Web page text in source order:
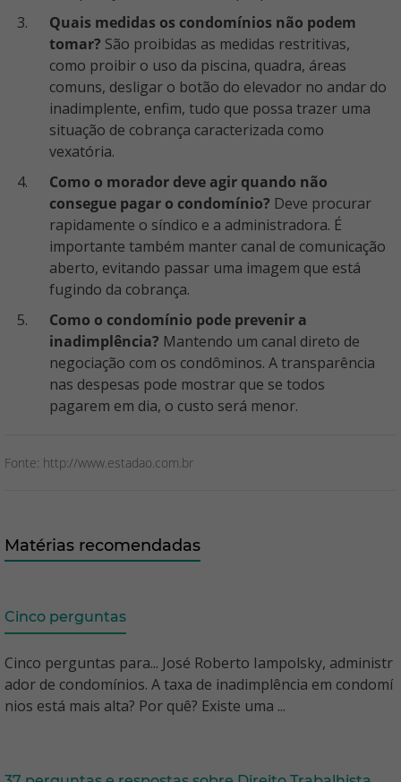
Quais medidas os condomínios não podem
tomar? São proibidas as medidas restritivas,
como proibir o uso da piscina, quadra, áreas
comuns, desligar o botão do elevador no andar do
inadimplente, enfim, tudo que possa trazer uma
situação de cobrança caracterizada como
vexatória.
Como o morador deve agir quando não
consegue pagar o condomínio? Deve procurar
rapidamente o síndico e a administradora. É
importante também manter canal de comunicação
aberto, evitando passar uma imagem que está
fugindo da cobrança.
Como o condomínio pode prevenir a
inadimplência? Mantendo um canal direto de
negociação com os condôminos. A transparência
nas despesas pode mostrar que se todos
pagarem em dia, o custo será menor.
Fonte: http://www.estadao.com.br
Matérias recomendadas
Cinco perguntas
Cinco perguntas para... José Roberto Iampolsky, administr
ador de condomínios. A taxa de inadimplência em condomí
nios está mais alta? Por quê? Existe uma ...